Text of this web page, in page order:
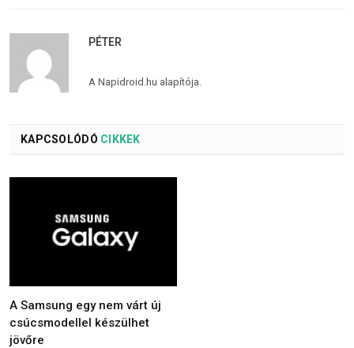
PÉTER
A Napidroid.hu alapítója.
KAPCSOLÓDÓ CIKKEK
A Samsung egy nem várt új
csúcsmodellel készülhet
jövőre